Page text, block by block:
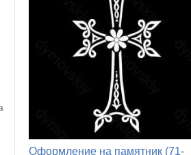
Оформление на памятник (71-